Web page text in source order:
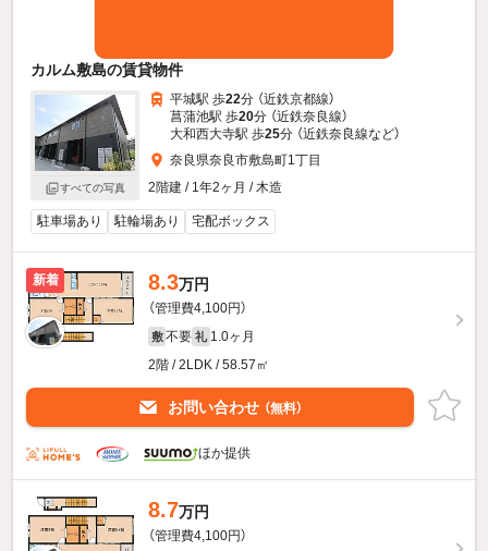
カルム敷島の賃貸物件
すべての写真
平城駅 歩22分 （近鉄京都線）
菖蒲池駅 歩20分 （近鉄奈良線）
大和西大寺駅 歩25分 （近鉄奈良線など）
奈良県奈良市敷島町1丁目
2階建 / 1年2ヶ月 / 木造
駐車場あり 駐輪場あり 宅配ボックス
新着 8.3万円
（管理費4,100円）
敷 不要 礼 1.0ヶ月
2階 / 2LDK / 58.57㎡
お問い合わせ （無料）
ほか提供
8.7万円
（管理費4,100円）